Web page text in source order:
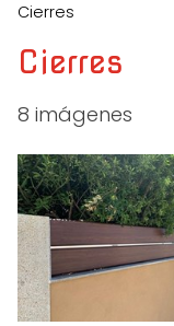
Cierres
Cierres
8 imágenes